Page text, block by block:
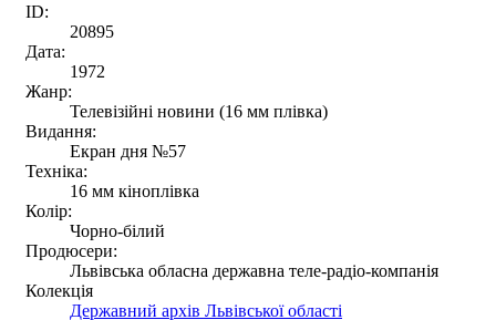
ID:
20895
Дата:
1972
Жанр:
Телевізійні новини (16 мм плівка)
Видання:
Екран дня №57
Техніка:
16 мм кіноплівка
Колір:
Чорно-білий
Продюсери:
Львівська обласна державна теле-радіо-компанія
Колекція
Державний архів Львівської області